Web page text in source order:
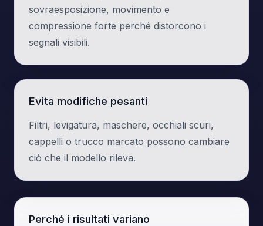
sovraesposizione, movimento e
compressione forte perché distorcono i
segnali visibili.
Evita modifiche pesanti
Filtri, levigatura, maschere, occhiali scuri,
cappelli o trucco marcato possono cambiare
ciò che il modello rileva.
Perché i risultati variano